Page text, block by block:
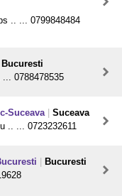
.. ... 0799848484
Bucuresti
0788478535
Suceava
Suceava
.. ... 0723232611
Bucuresti